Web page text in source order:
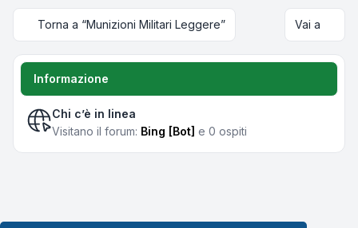
Torna a “Munizioni Militari Leggere” Vai a
Informazione
Chi c’è in linea
Visitano il forum: Bing [Bot] e 0 ospiti